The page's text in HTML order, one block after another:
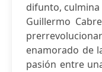
difunto, culmina
Guillermo
enamorado de
pasión entre